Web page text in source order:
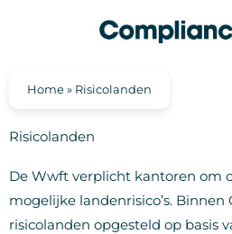
inhoudHome » Risicolanden
Risicolanden
De Wwft verplicht kantoren om
mogelijke landenrisico’s.
risicolanden opgesteld op basis